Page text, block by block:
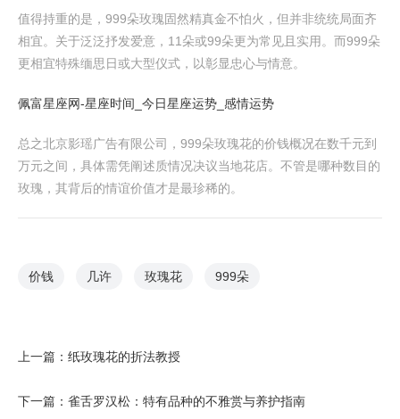
值得持重的是，999朵玫瑰固然精真金不怕火，但并非统统局面齐
相宜。关于泛泛抒发爱意，11朵或99朵更为常见且实用。而999朵
更相宜特殊缅思日或大型仪式，以彰显忠心与情意。
佩富星座网-星座时间_今日星座运势_感情运势
总之北京影瑶广告有限公司，999朵玫瑰花的价钱概况在数千元到
万元之间，具体需凭阐述质情况决议当地花店。不管是哪种数目的
玫瑰，其背后的情谊价值才是最珍稀的。
价钱 几许 玫瑰花 999朵
上一篇： 纸玫瑰花的折法教授
下一篇： 雀舌罗汉松：特有品种的不雅赏与养护指南